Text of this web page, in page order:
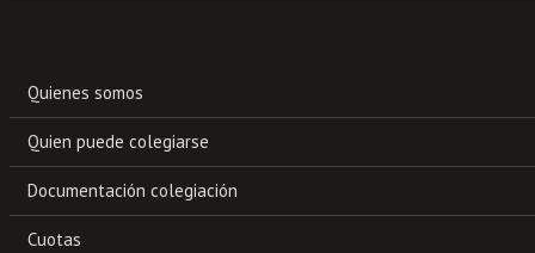
Quienes somos
Quien puede colegiarse
Documentación colegiación
Cuotas